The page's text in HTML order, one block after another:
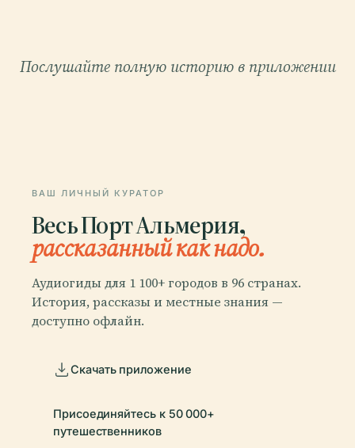
Послушайте полную историю в приложении
ВАШ ЛИЧНЫЙ КУРАТОР
Весь Порт Альмерия,
рассказанный как надо.
Аудиогиды для 1 100+ городов в 96 странах.
История, рассказы и местные знания —
доступно офлайн.
Скачать приложение
Присоединяйтесь к 50 000+
путешественников